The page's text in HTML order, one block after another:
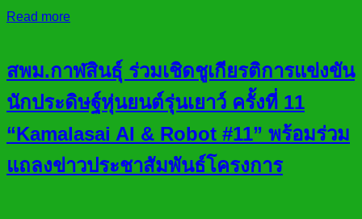
Read more
สพม.กาฬสินธุ์ ร่วมเชิดชูเกียรติการแข่งขัน
นักประดิษฐ์หุ่นยนต์รุ่นเยาว์ ครั้งที่ 11
“Kamalasai AI & Robot #11” พร้อมร่วม
แถลงข่าวประชาสัมพันธ์โครงการ